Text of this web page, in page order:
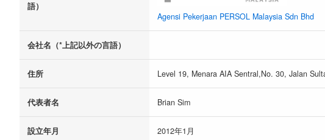
語）
Agensi Pekerjaan PERSOL Malaysia Sdn Bhd
会社名（*上記以外の言語）
住所 Level 19, Menara AIA Sentral,No. 30, Jalan
代表者名 Brian Sim
設立年月 2012年1月